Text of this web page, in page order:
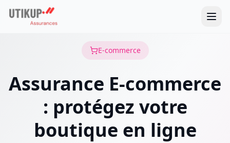
E-commerce
Assurance E-commerce
: protégez votre
boutique en ligne